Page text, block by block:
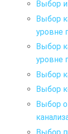
Выбор и
Выбор
уровне
Выбор
уровне
Выбор
Выбор
Выбор